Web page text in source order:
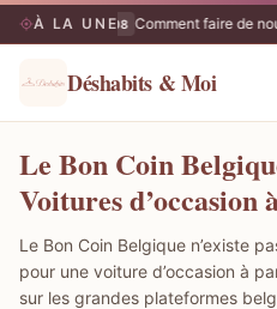
À LA UNE
06/08 Comment faire de
Déshabits & Moi
Le Bon Coin
Voitures d’occasion
Le Bon Coin Belgique n’existe
pour une voiture d’occasion à
sur les grandes plateformes